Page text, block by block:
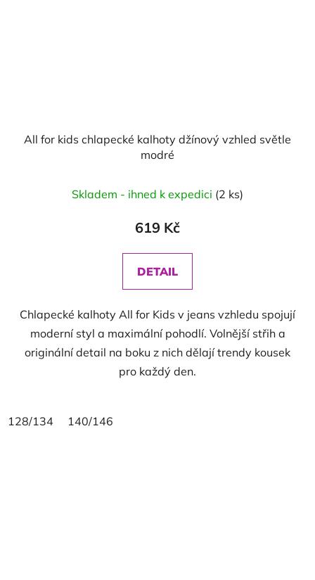
All for kids chlapecké kalhoty džínový vzhled světle
modré
Skladem - ihned k expedici (2 ks)
619 Kč
DETAIL
Chlapecké kalhoty All for Kids v jeans vzhledu spojují
moderní styl a maximální pohodlí. Volnější střih a
originální detail na boku z nich dělají trendy kousek
pro každý den.
128/134 140/146